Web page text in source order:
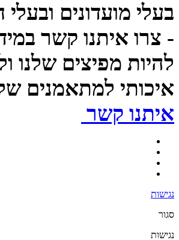
בעלי מועדונים
- צרו איתנו קשר
להיות מפיצים שלנו
איכותי למתאמנים
איתנו קשר
נגישות
סגור
נגישות